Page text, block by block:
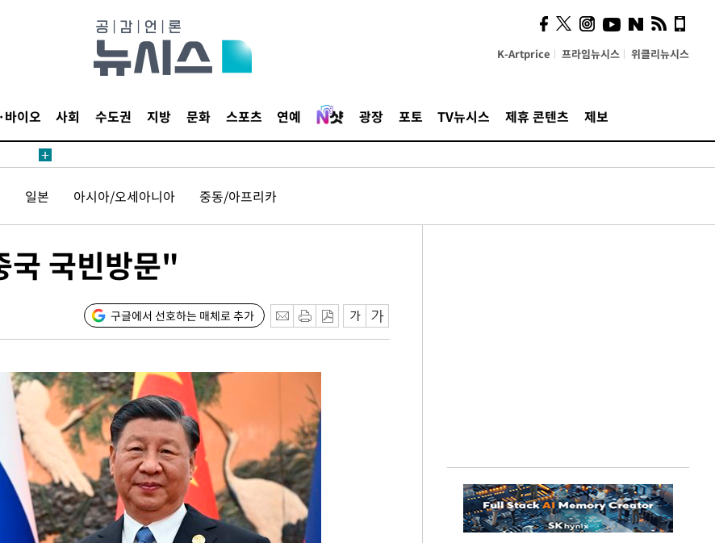
K-Artprice 프라임뉴시스 위클리뉴시스
바이오 사회 수도권 지방 문화 스포츠 연예 광장 포토 TV뉴시스 제휴 콘텐츠 제보
변인
수수
감 다
변인
피"
수수
중 예
일본 아시아/오세아니아 중동/아프리카
국빈방문"
구글에서 선호하는 매체로 추가